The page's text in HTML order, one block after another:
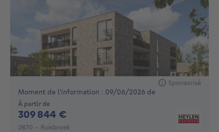
Sponsorisé
Moment de l'information : 09/06/2026 de
À partir de
309 844 €
2870 - Ruisbroek